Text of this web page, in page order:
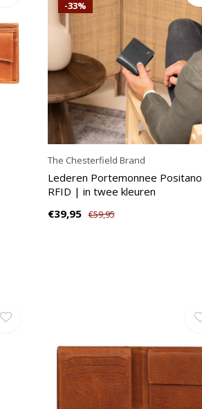
-33%
The Chesterfield Brand
Lederen Portemonnee Positano
RFID | in twee kleuren
€39,95 €59,95